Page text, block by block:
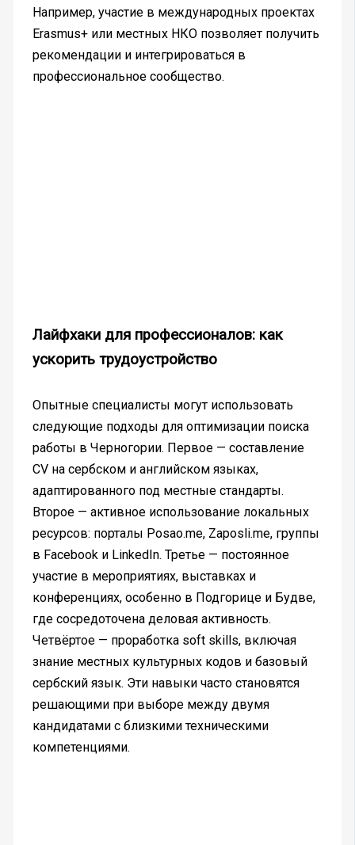
Например, участие в международных проектах
Erasmus+ или местных НКО позволяет получить
рекомендации и интегрироваться в
профессиональное сообщество.
Лайфхаки для профессионалов: как
ускорить трудоустройство
Опытные специалисты могут использовать
следующие подходы для оптимизации поиска
работы в Черногории. Первое — составление
CV на сербском и английском языках,
адаптированного под местные стандарты.
Второе — активное использование локальных
ресурсов: порталы Posao.me, Zaposli.me, группы
в Facebook и LinkedIn. Третье — постоянное
участие в мероприятиях, выставках и
конференциях, особенно в Подгорице и Будве,
где сосредоточена деловая активность.
Четвёртое — проработка soft skills, включая
знание местных культурных кодов и базовый
сербский язык. Эти навыки часто становятся
решающими при выборе между двумя
кандидатами с близкими техническими
компетенциями.